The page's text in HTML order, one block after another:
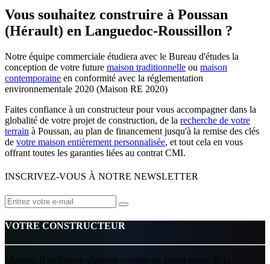
Vous souhaitez construire à Poussan
(Hérault) en Languedoc-Roussillon ?
Notre équipe commerciale étudiera avec le Bureau d'études la
conception de votre future maison traditionnelle ou maison
contemporaine en conformité avec la réglementation
environnementale 2020 (Maison RE 2020)
Faites confiance à un constructeur pour vous accompagner dans la
globalité de votre projet de construction, de la recherche de votre
terrain à Poussan, au plan de financement jusqu'à la remise des clés
de votre maison entièrement personnalisée, et tout cela en vous
offrant toutes les garanties liées au contrat CMI.
INSCRIVEZ-VOUS À NOTRE NEWSLETTER
VOTRE CONSTRUCTEUR
Maisons Bati-France s'impose comme un acteur phare de la